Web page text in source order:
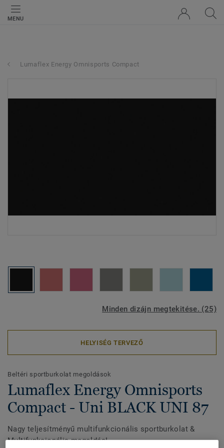
MENU
Lumaflex Energy Omnisports Compact
Minden dizájn megtekitése. (25)
HELYISÉG TERVEZŐ
Beltéri sportburkolat megoldások
Lumaflex Energy Omnisports
Compact - Uni BLACK UNI 87
Nagy teljesítményű multifunkcionális sportburkolat &
Multifunkcionális megoldás!